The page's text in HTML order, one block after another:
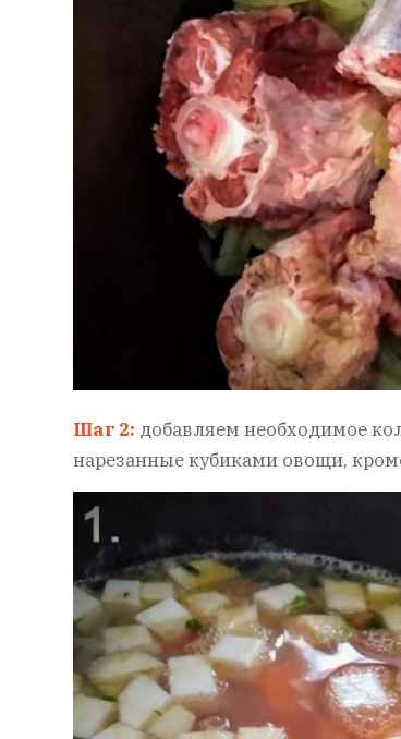
Шаг 2: добавляем необходимое
нарезанные кубиками овощи,